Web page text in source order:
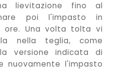
lievitazione fino al
poi l'impasto in
ore. Una volta tolta vi
nella teglia, come
versione indicata di
nuovamente l'impasto